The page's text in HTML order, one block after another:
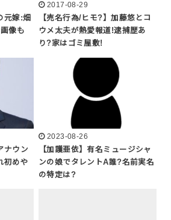
元嫁:畑
像も
2017-08-29
【売名行為/ヒモ?】加藤悠とコ
ウメ太夫が熱愛報道!逮捕歴あ
り?家はゴミ屋敷!
ナウン
初めや
2023-08-26
【加護亜依】有名ミュージシャ
ンの娘でタレントA誰?名前実名
の特定は?